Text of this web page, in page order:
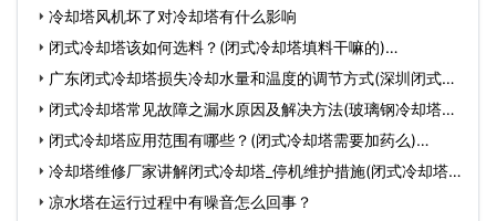
冷却塔风机坏了对冷却塔有什么影响
闭式冷却塔该如何选料？(闭式冷却塔填料干嘛的)…
广东闭式冷却塔损失冷却水量和温度的调节方式(深圳闭式冷
却…闭式冷却塔常见故障之漏水原因及解决方法(玻璃钢冷却塔漏
水…闭式冷却塔应用范围有哪些？(闭式冷却塔需要加药么)…
冷却塔维修厂家讲解闭式冷却塔_停机维护措施(闭式冷却塔
维…凉水塔在运行过程中有噪音怎么回事？